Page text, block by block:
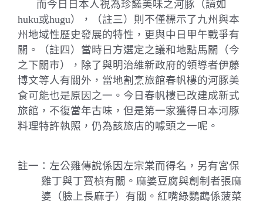
而今日日本人視為珍饈美味之河豚（讀如
huku或hugu），（註三）則不僅標示了九州與本
州地域性歷史發展的特性，更與中日甲午戰爭有
關。（註四）當時日方選定之議和地點馬關（今
之下關市），除了與明治維新政府的領導者伊藤
博文等人有關外，當地割烹旅館春帆樓的河豚美
食可能也是原因之一。今日春帆樓已改建成新式
旅館，不復當年古味，但是第一家獲得日本河豚
料理特許執照，仍為該旅店的噱頭之一呢。
註一：左公雞傳說係因左宗棠而得名，另有宮保
雞丁與丁寶楨有關。麻婆豆腐與創制者張麻
婆（臉上長麻子）有關。紅嘴綠鸚鵡係菠菜